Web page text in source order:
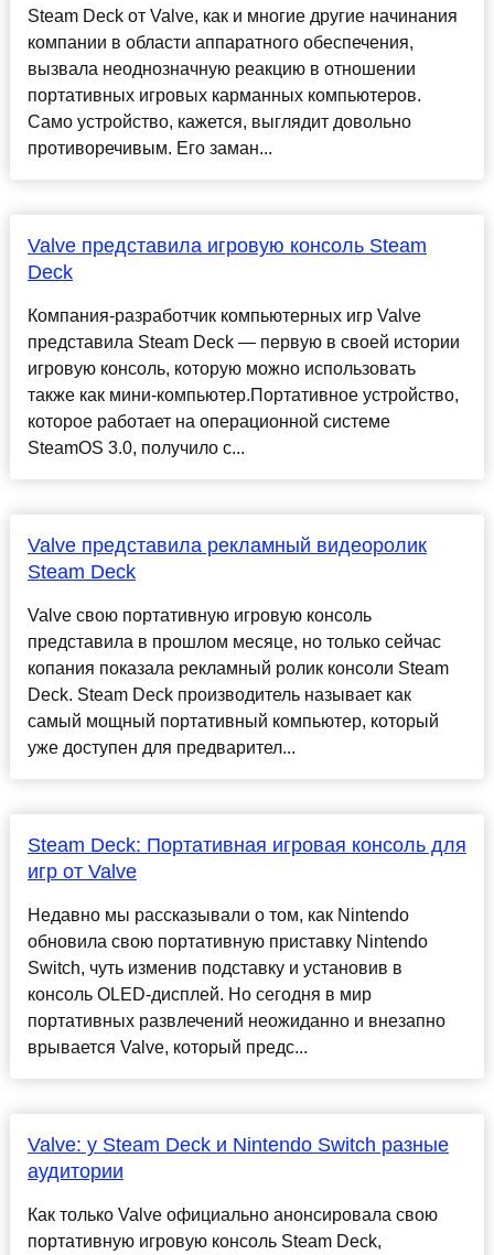
Steam Deck от Valve, как и многие другие начинания
компании в области аппаратного обеспечения,
вызвала неоднозначную реакцию в отношении
портативных игровых карманных компьютеров.
Само устройство, кажется, выглядит довольно
противоречивым. Его заман...
Valve представила игровую консоль Steam
Deck
Компания-разработчик компьютерных игр Valve
представила Steam Deck — первую в своей истории
игровую консоль, которую можно использовать
также как мини-компьютер.Портативное устройство,
которое работает на операционной системе
SteamOS 3.0, получило с...
Valve представила рекламный видеоролик
Steam Deck
Valve свою портативную игровую консоль
представила в прошлом месяце, но только сейчас
копания показала рекламный ролик консоли Steam
Deck. Steam Deck производитель называет как
самый мощный портативный компьютер, который
уже доступен для предварител...
Steam Deck: Портативная игровая консоль для
игр от Valve
Недавно мы рассказывали о том, как Nintendo
обновила свою портативную приставку Nintendo
Switch, чуть изменив подставку и установив в
консоль OLED-дисплей. Но сегодня в мир
портативных развлечений неожиданно и внезапно
врывается Valve, который предс...
Valve: у Steam Deck и Nintendo Switch разные
аудитории
Как только Valve официально анонсировала свою
портативную игровую консоль Steam Deck,